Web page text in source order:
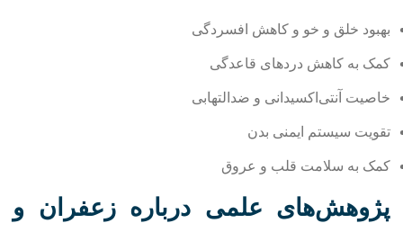
بهبود خلق و خو و کاهش افسردگی
کمک به کاهش دردهای قاعدگی
خاصیت آنتی‌اکسیدانی و ضدالتهابی
تقویت سیستم ایمنی بدن
کمک به سلامت قلب و عروق
پژوهش‌های علمی درباره زعفران و